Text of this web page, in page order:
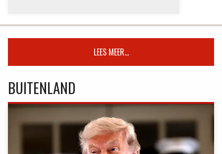
LEES MEER...
BUITENLAND